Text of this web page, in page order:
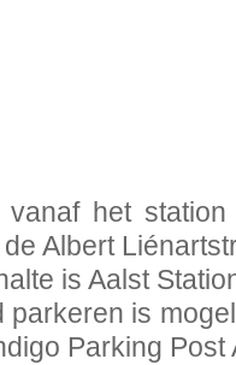
vanaf het
Albert
is Aalst
parkeren is
Parking Post